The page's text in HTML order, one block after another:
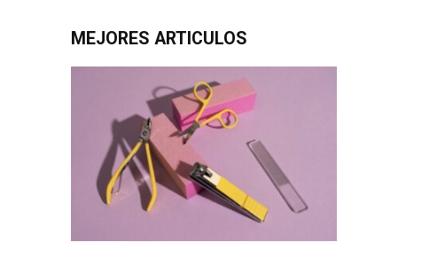
MEJORES ARTICULOS